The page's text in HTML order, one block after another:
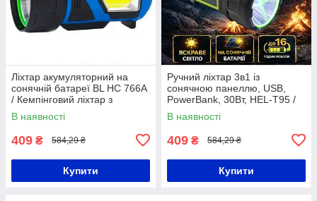
Ліхтар акумуляторний на
сонячній батареї BL HC 766A
/ Кемпінговий ліхтар з
функцією Power Bank
В наявності
409 ₴ 584,29 ₴
Купити
Ручний ліхтар 3в1 із
сонячною панеллю, USB,
PowerBank, 30Вт, HEL-T95 /
Акумуляторна лампа /
Кемпінговий ліхтарик
В наявності
409 ₴ 584,29 ₴
Купити